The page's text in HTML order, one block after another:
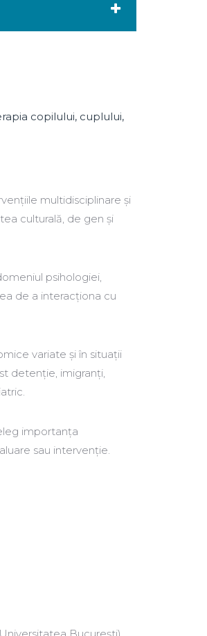
copilului, cuplului,
multidisciplinare și
culturală, de gen și
psihologiei,
de a interacționa cu
variate și în situații
detenție, imigranți,
importanța
sau intervenție.